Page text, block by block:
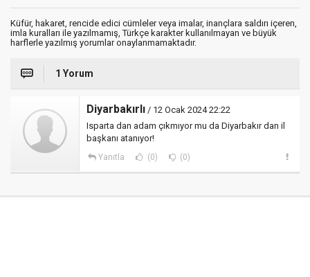
Küfür, hakaret, rencide edici cümleler veya imalar, inançlara saldırı içeren,
imla kuralları ile yazılmamış, Türkçe karakter kullanılmayan ve büyük
harflerle yazılmış yorumlar onaylanmamaktadır.
1 Yorum
Diyarbakırlı / 12 Ocak 2024 22:22
Isparta dan adam çıkmıyor mu da Diyarbakır dan il
başkanı atanıyor!
Yanıtla (0) (0)